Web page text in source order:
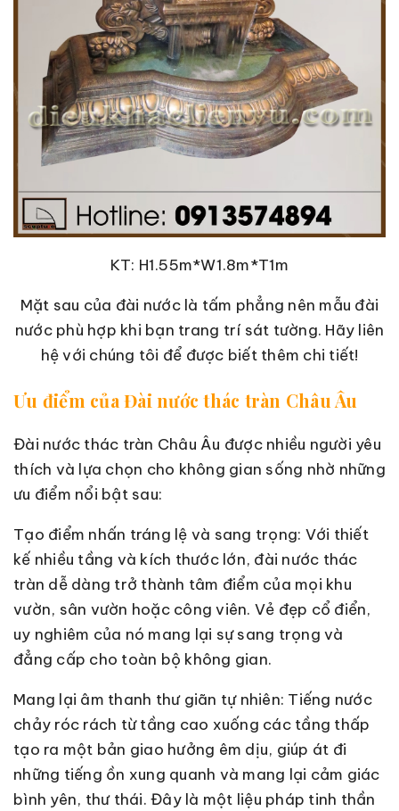
KT: H1.55m*W1.8m*T1m
Mặt sau của đài nước là tấm phẳng nên mẫu đài
nước phù hợp khi bạn trang trí sát tường. Hãy liên
hệ với chúng tôi để được biết thêm chi tiết!
Ưu điểm của Đài nước thác tràn Châu Âu
Đài nước thác tràn Châu Âu được nhiều người yêu
thích và lựa chọn cho không gian sống nhờ những
ưu điểm nổi bật sau:
Tạo điểm nhấn tráng lệ và sang trọng: Với thiết
kế nhiều tầng và kích thước lớn, đài nước thác
tràn dễ dàng trở thành tâm điểm của mọi khu
vườn, sân vườn hoặc công viên. Vẻ đẹp cổ điển,
uy nghiêm của nó mang lại sự sang trọng và
đẳng cấp cho toàn bộ không gian.
Mang lại âm thanh thư giãn tự nhiên: Tiếng nước
chảy róc rách từ tầng cao xuống các tầng thấp
tạo ra một bản giao hưởng êm dịu, giúp át đi
những tiếng ồn xung quanh và mang lại cảm giác
bình yên, thư thái. Đây là một liệu pháp tinh thần